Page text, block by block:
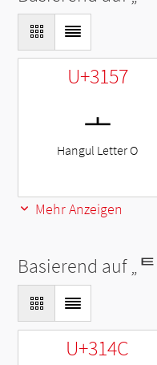
U+3157
ㅗ
Hangul Letter O
Mehr Anzeigen
Basierend auf „ᄐ
U+314C